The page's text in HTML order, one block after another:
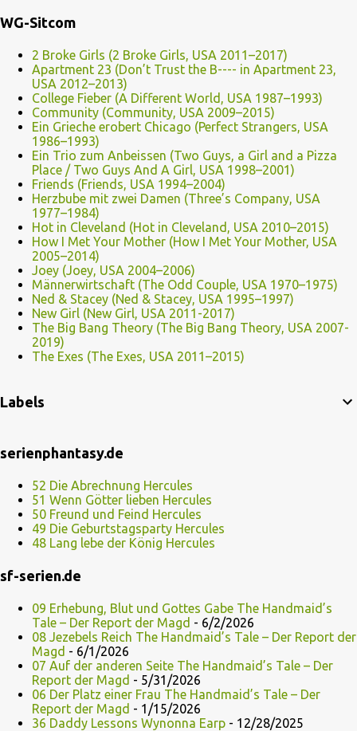
WG-Sitcom
2 Broke Girls (2 Broke Girls, USA 2011–2017)
Apartment 23 (Don’t Trust the B---- in Apartment 23,
USA 2012–2013)
College Fieber (A Different World, USA 1987–1993)
Community (Community, USA 2009–2015)
Ein Grieche erobert Chicago (Perfect Strangers, USA
1986–1993)
Ein Trio zum Anbeissen (Two Guys, a Girl and a Pizza
Place / Two Guys And A Girl, USA 1998–2001)
Friends (Friends, USA 1994–2004)
Herzbube mit zwei Damen (Three’s Company, USA
1977–1984)
Hot in Cleveland (Hot in Cleveland, USA 2010–2015)
How I Met Your Mother (How I Met Your Mother, USA
2005–2014)
Joey (Joey, USA 2004–2006)
Männerwirtschaft (The Odd Couple, USA 1970–1975)
Ned & Stacey (Ned & Stacey, USA 1995–1997)
New Girl (New Girl, USA 2011-2017)
The Big Bang Theory (The Big Bang Theory, USA 2007-
2019)
The Exes (The Exes, USA 2011–2015)
Labels
serienphantasy.de
52 Die Abrechnung Hercules
51 Wenn Götter lieben Hercules
50 Freund und Feind Hercules
49 Die Geburtstagsparty Hercules
48 Lang lebe der König Hercules
sf-serien.de
09 Erhebung, Blut und Gottes Gabe The Handmaid’s
Tale – Der Report der Magd - 6/2/2026
08 Jezebels Reich The Handmaid’s Tale – Der Report der
Magd - 6/1/2026
07 Auf der anderen Seite The Handmaid’s Tale – Der
Report der Magd - 5/31/2026
06 Der Platz einer Frau The Handmaid’s Tale – Der
Report der Magd - 1/15/2026
36 Daddy Lessons Wynonna Earp - 12/28/2025